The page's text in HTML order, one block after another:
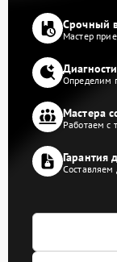
Срочный
Мастер
Определим
Мастера
Работаем с
Гарантия
Составляем